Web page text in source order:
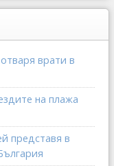
врати в
на плажа
представя в